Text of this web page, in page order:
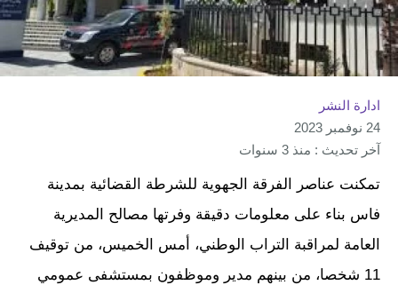
ادارة النشر
24 نوفمبر 2023
آخر تحديث : منذ 3 سنوات
تمكنت عناصر الفرقة الجهوية للشرطة القضائية بمدينة
فاس بناء على معلومات دقيقة وفرتها مصالح المديرية
العامة لمراقبة التراب الوطني، أمس الخميس، من توقيف
11 شخصا، من بينهم مدير وموظفون بمستشفى عمومي